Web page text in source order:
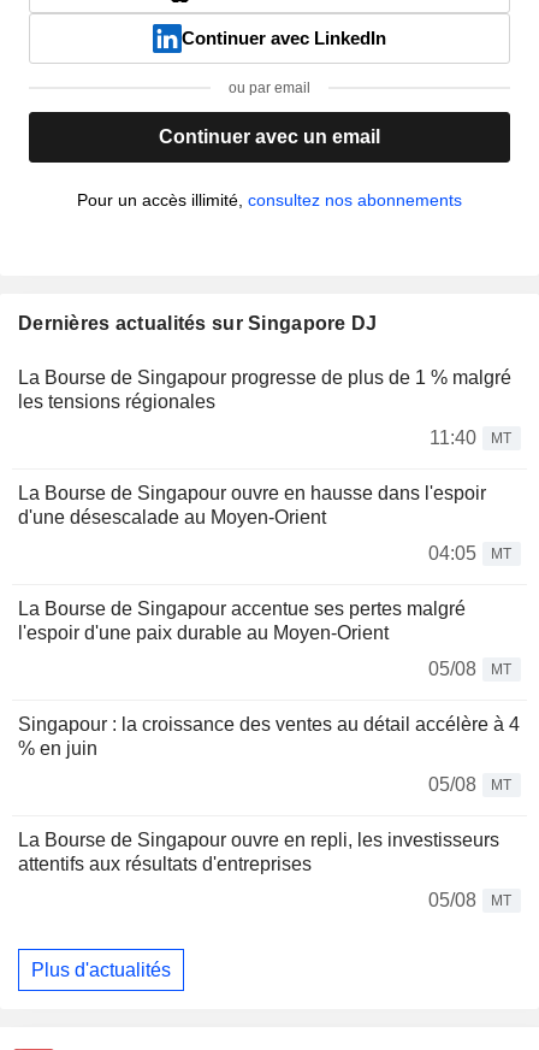
Continuer avec LinkedIn
ou par email
Continuer avec un email
Pour un accès illimité, consultez nos abonnements
Dernières actualités sur Singapore DJ
La Bourse de Singapour progresse de plus de 1 % malgré
les tensions régionales
11:40
MT
La Bourse de Singapour ouvre en hausse dans l'espoir
d'une désescalade au Moyen-Orient
04:05
MT
La Bourse de Singapour accentue ses pertes malgré
l'espoir d'une paix durable au Moyen-Orient
05/08
MT
Singapour : la croissance des ventes au détail accélère à 4
% en juin
05/08
MT
La Bourse de Singapour ouvre en repli, les investisseurs
attentifs aux résultats d'entreprises
05/08
MT
Plus d'actualités